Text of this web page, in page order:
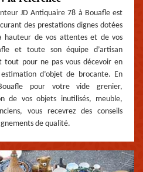
JD Antiquaire 78 à Bouafle est
des prestations dignes dotées
hauteur de vos attentes et de vos
et toute son équipe d’artisan
tout pour ne pas vous décevoir en
d’objet de brocante. En
pour votre vide grenier,
de vos objets inutilisés, meuble,
vous recevrez des conseils
de qualité.